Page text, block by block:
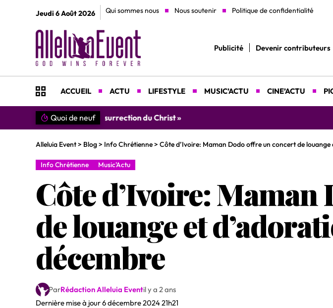
Jeudi 6 Août 2026 Qui sommes nous Nous soutenir Politique de confidentialité
Publicité Devenir contributeurs
ACCUEIL ACTU LIFESTYLE MUSIC’ACTU CINE’ACTU
Quoi de neuf »SIMPLEMENT MERCI » : Chantre Lyah donne rendez-vous
Alleluia Event> Blog> Info Chrétienne> Côte d’Ivoire: Maman Dodo offre un concert de
Info Chrétienne Music'Actu
Côte d’Ivoire:
de louange et
décembre
Dernière mise à jour 6 décembre 2024 21h21
ParRédaction Alleluia Eventil y a 2 ans